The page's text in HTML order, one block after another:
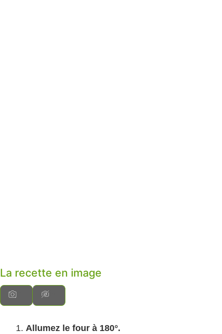
La recette en image
Allumez le four à 180°.